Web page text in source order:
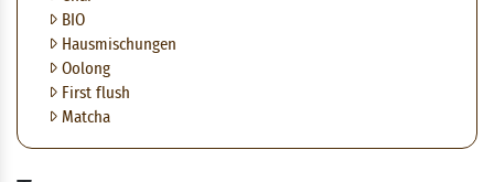
BIO
Hausmischungen
Oolong
First flush
Matcha